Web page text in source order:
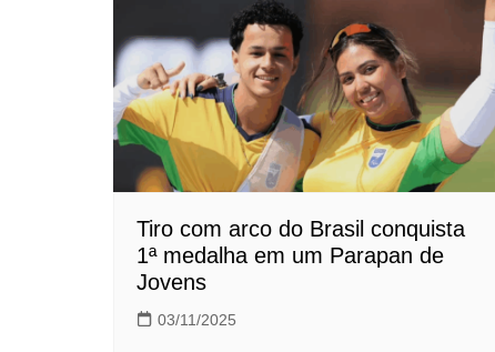
Tiro com arco do Brasil conquista
1ª medalha em um Parapan de
Jovens
03/11/2025